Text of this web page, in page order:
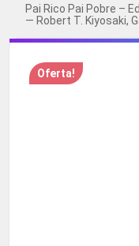
Pai Rico Pai Pobre –
— Robert T. Kiyosaki,
Oferta!